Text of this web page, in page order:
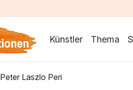
Künstler Thema
Peter Laszlo Peri